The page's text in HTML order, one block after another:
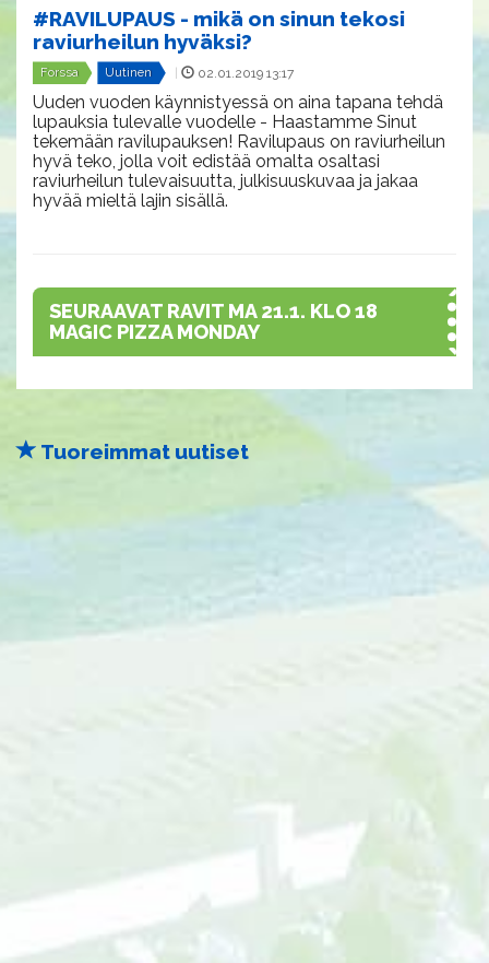
#RAVILUPAUS - mikä on sinun tekosi
raviurheilun hyväksi?
Forssa Uutinen 02.01.2019 13:17
Uuden vuoden käynnistyessä on aina tapana tehdä
lupauksia tulevalle vuodelle - Haastamme Sinut
tekemään ravilupauksen! Ravilupaus on raviurheilun
hyvä teko, jolla voit edistää omalta osaltasi
raviurheilun tulevaisuutta, julkisuuskuvaa ja jakaa
hyvää mieltä lajin sisällä.
SEURAAVAT RAVIT MA 21.1. KLO 18
MAGIC PIZZA MONDAY
Tuoreimmat uutiset